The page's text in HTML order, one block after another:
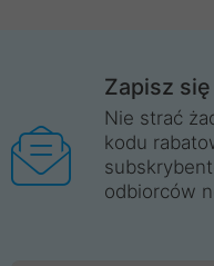
Zapisz
Nie strać
kodu
odbiorców